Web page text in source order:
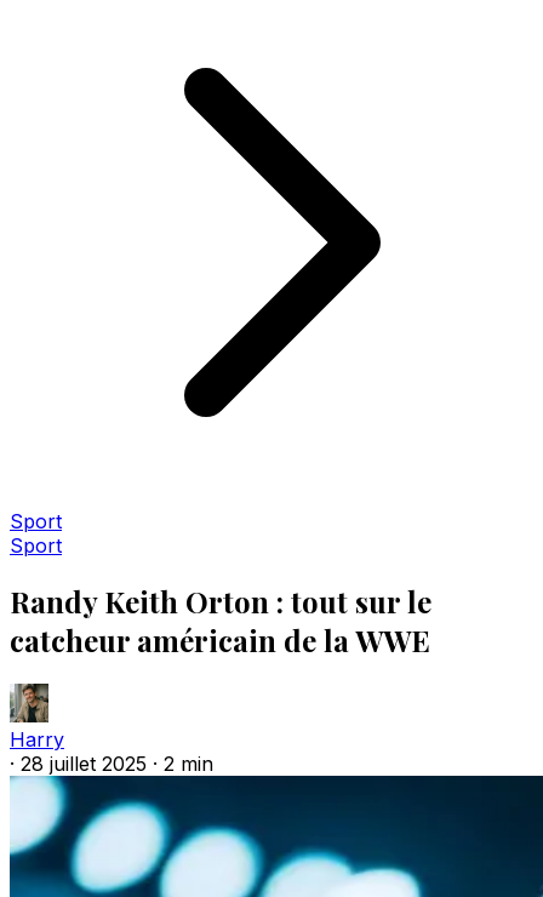
Sport
Sport
Randy Keith Orton : tout sur le
catcheur américain de la WWE
Harry
· 28 juillet 2025 · 2 min